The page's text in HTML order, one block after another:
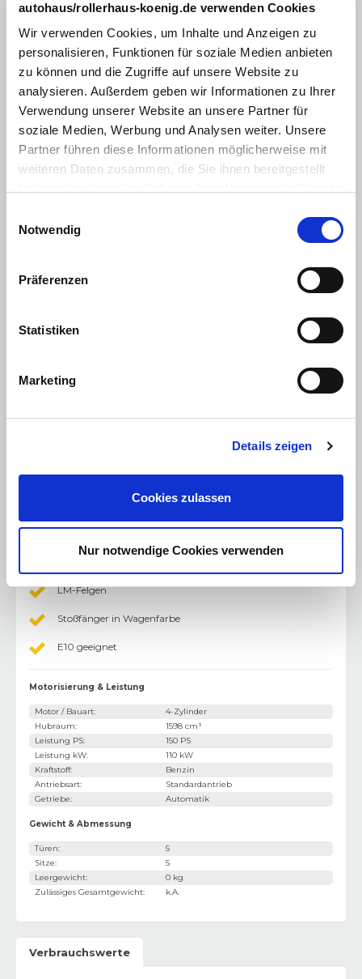
autohaus/rollerhaus-koenig.de verwenden Cookies
Wir verwenden Cookies, um Inhalte und Anzeigen zu
personalisieren, Funktionen für soziale Medien anbieten
zu können und die Zugriffe auf unsere Website zu
analysieren. Außerdem geben wir Informationen zu Ihrer
Verwendung unserer Website an unsere Partner für
soziale Medien, Werbung und Analysen weiter. Unsere
Partner führen diese Informationen möglicherweise mit
weiteren Daten zusammen, die Sie ihnen bereitgestellt
Cookies, wenn Sie unsere Webseite weiterhin nutzen.
Notwendig
Präferenzen
Statistiken
Marketing
Details zeigen
Cookies zulassen
Nur notwendige Cookies verwenden
Lenkrad beheizbar
Multimediasystem
Sitzheizung Vordersitze
Zentralverriegelung mit Fernbedienung
Elektr. Fensterheber vorne/hinten
Touchscreen
Android Auto
Freisprecheinrichtung
LM-Felgen
Stoßfänger in Wagenfarbe
E10 geeignet
Motorisierung & Leistung
Motor / Bauart:
4-Zylinder
Hubraum:
1598 cm³
Leistung PS:
150 PS
Leistung kW:
110 kW
Kraftstoff:
Benzin
Antriebsart:
Standardantrieb
Getriebe: Automatik
Gewicht & Abmessung
Türen:
5
Sitze:
5
Leergewicht:
0 kg
Zulässiges Gesamtgewicht: k.A.
Verbrauchswerte